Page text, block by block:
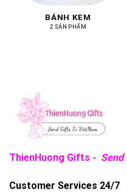
BÁNH KEM
2 SẢN PHẨM
ThienHuong Gifts - Send
Customer Services 24/7